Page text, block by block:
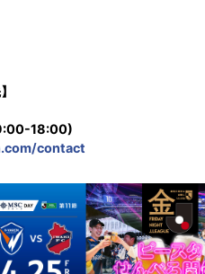
18:00)
contact